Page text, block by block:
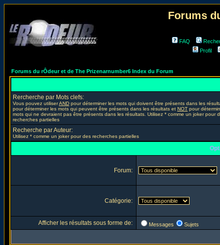
Forums
FAQ
Profil
Forums du rÔdeur et de The Prizenarnumber6 Index du Forum
Rercherche par Mots clefs:
Vous pouvez utiliserAND pour déterminer les mots qui doivent être présents dans les
pour déterminer les mots qui peuvent être présents dans les résultats et NOT pour
mots qui ne devraient pas être présents dans les résultats. Utilisez * comme un joker pour
recherches partielles
Recherche par Auteur:
Utilisez * comme un joker pour des recherches partielles
Forum:
Catégorie:
Afficher les résultats sous forme de: Messages Sujets